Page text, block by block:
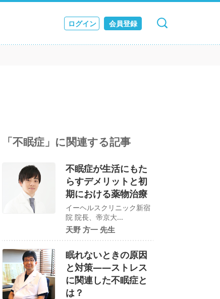
ログイン 会員登録
検索 キャンセル
「不眠症」に関連する記事
不眠症が生活にもた
らすデメリットと初
期における薬物治療
イーヘルスクリニック新宿
院 院長、帝京大...
天野 方一 先生
眠れないときの原因
と対策――ストレス
に関連した不眠症と
は？